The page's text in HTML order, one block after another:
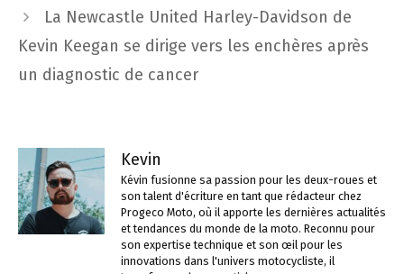
La Newcastle United Harley-Davidson de
Kevin Keegan se dirige vers les enchères après
un diagnostic de cancer
Kevin
Kévin fusionne sa passion pour les deux-roues et
son talent d'écriture en tant que rédacteur chez
Progeco Moto, où il apporte les dernières actualités
et tendances du monde de la moto. Reconnu pour
son expertise technique et son œil pour les
innovations dans l'univers motocycliste, il